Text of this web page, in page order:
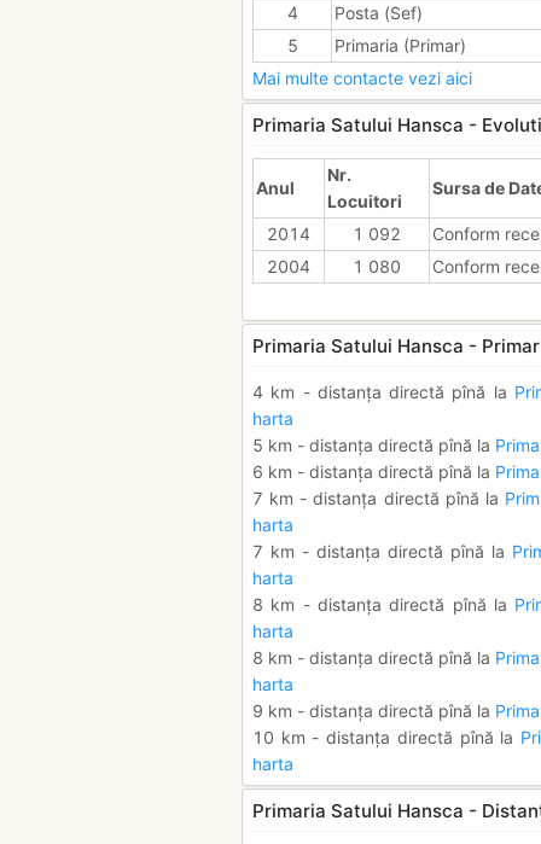
4
Posta (Sef)
5
Primaria (Primar)
Mai multe contacte vezi aici
Primaria Satului Hansca -
Anul
Nr.
Locuitori
Sursa de
2014 1 092
Conform
2004
1 080 Conform
Primaria Satului Hansca -
4 km - distanța directă pînă la
harta
5 km - distanța directă pînă la
6 km - distanța directă pînă la
7 km - distanța directă pînă la
harta
7 km - distanța directă pînă la
harta
8 km - distanța directă pînă la
harta
8 km - distanța directă pînă la
harta
9 km - distanța directă pînă la
10 km - distanța directă pînă la
harta
Primaria Satului Hansca -